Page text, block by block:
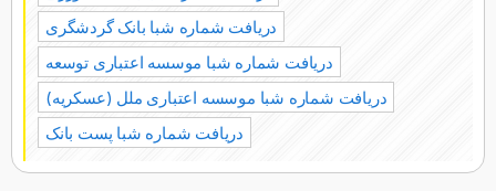
دریافت شماره شبا بانک گردشگری
دریافت شماره شبا موسسه اعتباری توسعه
دریافت شماره شبا موسسه اعتباری ملل (عسکریه)
دریافت شماره شبا پست بانک